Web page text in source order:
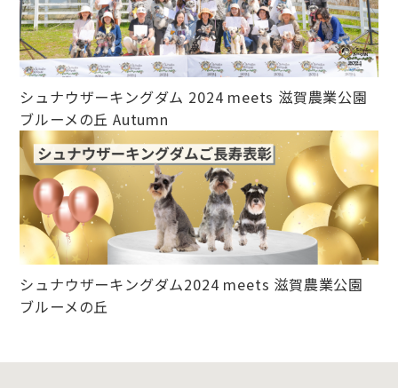
シュナウザーキングダム 2024 meets 滋賀農業公園
ブルーメの丘 Autumn
シュナウザーキングダム2024 meets 滋賀農業公園
ブルーメの丘